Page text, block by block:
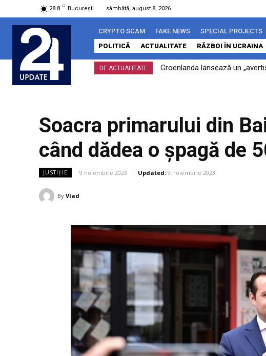
28.8 C București sâmbătă, august 8, 2026
CRYPTO SCAM FAKE NEWS SPECIAL PROJECTS
POLITICĂ
ACTUALITATE RĂZBOI ÎN UCRAINA
DE ACTUALITATE Groenlanda lansează un
Soacra primarului din
când dădea o șpagă de
JUSTIȚIE 9 noiembrie 2023 Updated: 9 noiembrie 2023
By Vlad